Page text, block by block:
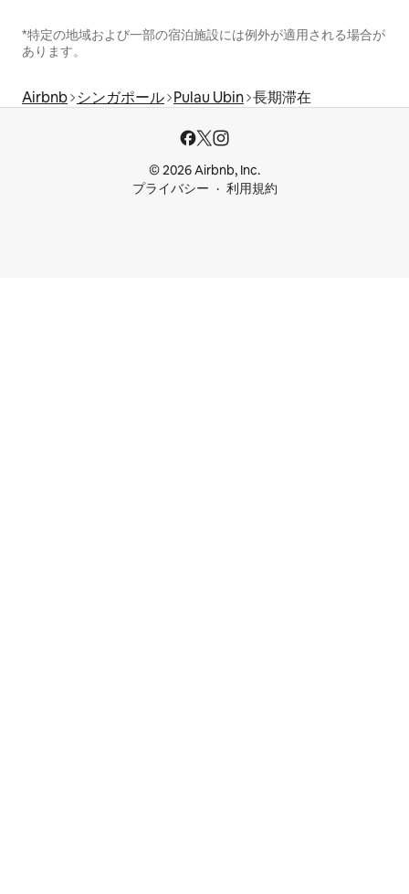
*特定の地域および一部の宿泊施設には例外が適用される場合が
あります。
Airbnb シンガポール Pulau Ubin 長期滞在
© 2026 Airbnb, Inc.
プライバシー
利用規約